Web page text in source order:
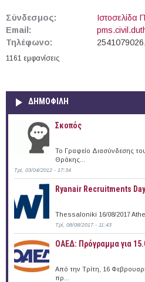
Σύνδεσμος:
Ιστοσελίδα
Email:
Τηλέφωνο:
1161 εμφανίσεις
ΔΗΜΟΦΙΛΗ
Σκοπός
Το Γραφείο Διασύνδεσης
Θράκης...
Τρί, 03/04/2012 - 17:34
Ryanair Recruitments
Thessaloniki 16/08/2017
Τρί, 08/08/2017 - 11:43
ΟΑΕΔ: Πρόγραμμα για
Από την Τρίτη, 16
πρ...